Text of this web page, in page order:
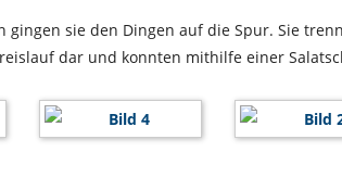
gingen sie den Dingen auf die Spur. Sie
dar und konnten mithilfe einer